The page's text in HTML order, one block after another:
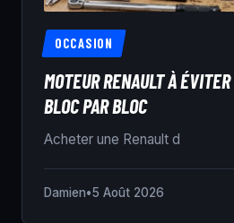
OCCASION
MOTEUR RENAULT À
BLOC PAR BLOC
Acheter une Renault d
Damien•5 Août 2026